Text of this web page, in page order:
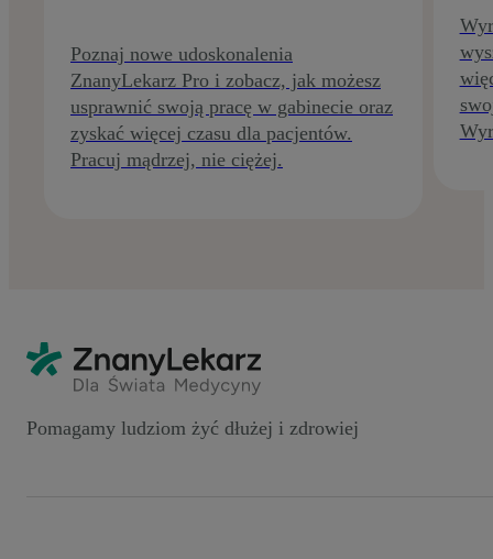
Poznaj nowe udoskonalenia
ZnanyLekarz Pro i zobacz, jak możesz
usprawnić swoją pracę w gabinecie oraz
zyskać więcej czasu dla pacjentów.
Pracuj mądrzej, nie ciężej.
Pomagamy ludziom żyć dłużej i zdrowiej